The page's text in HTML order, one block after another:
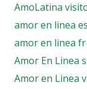
AmoLatina
amor en linea
amor en linea
Amor En Linea
Amor en Linea